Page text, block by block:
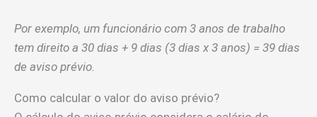
Por exemplo, um funcionário com 3 anos de trabalho
tem direito a 30 dias + 9 dias (3 dias x 3 anos) = 39 dias
de aviso prévio.
Como calcular o valor do aviso prévio?